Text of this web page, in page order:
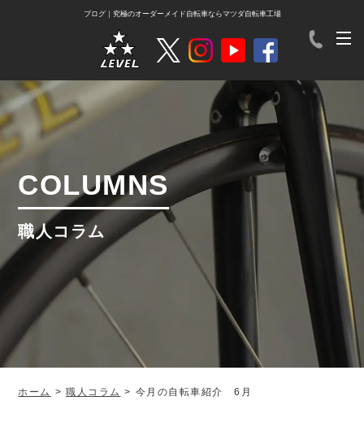
ブログ｜究極のオーダーメイド自転車ならマツダ自転車工場
COLUMNS
職人コラム
ホーム > 職人コラム > 今月の自転車紹介 6月